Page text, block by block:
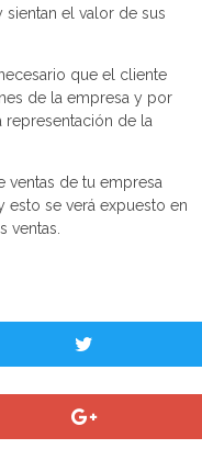
el valor de sus
necesario que el cliente
de la empresa y por
representación de la
ventas de tu empresa
esto se verá expuesto en
ventas.